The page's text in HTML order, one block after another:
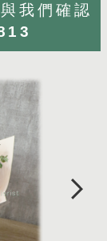
我們確認